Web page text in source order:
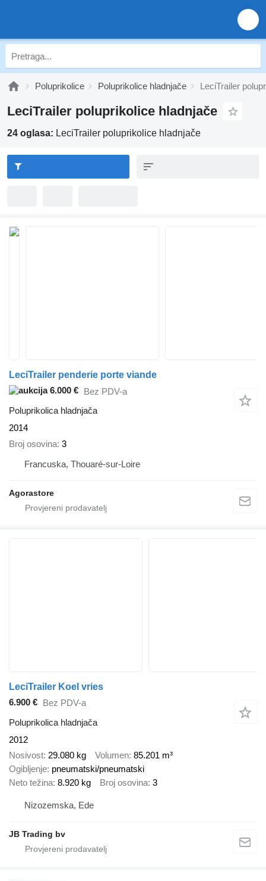
Poluprikolice Poluprikolice hladnjače LeciTrailer
LeciTrailer poluprikolice hladnjače
24 oglasa: LeciTrailer poluprikolice hladnjače
LeciTrailer penderie porte viande
6.000 € Bez PDV-a
Poluprikolica hladnjača
2014
Broj osovina 3
Francuska, Thouaré-sur-Loire
Agorastore
LeciTrailer Koel vries
6.900 € Bez PDV-a
Poluprikolica hladnjača
2012
Nosivost 29.080 kg Volumen 85.201 m³
Ogibljenje pneumatski/pneumatski
Neto težina 8.920 kg Broj osovina 3
Nizozemska, Ede
JB Trading bv